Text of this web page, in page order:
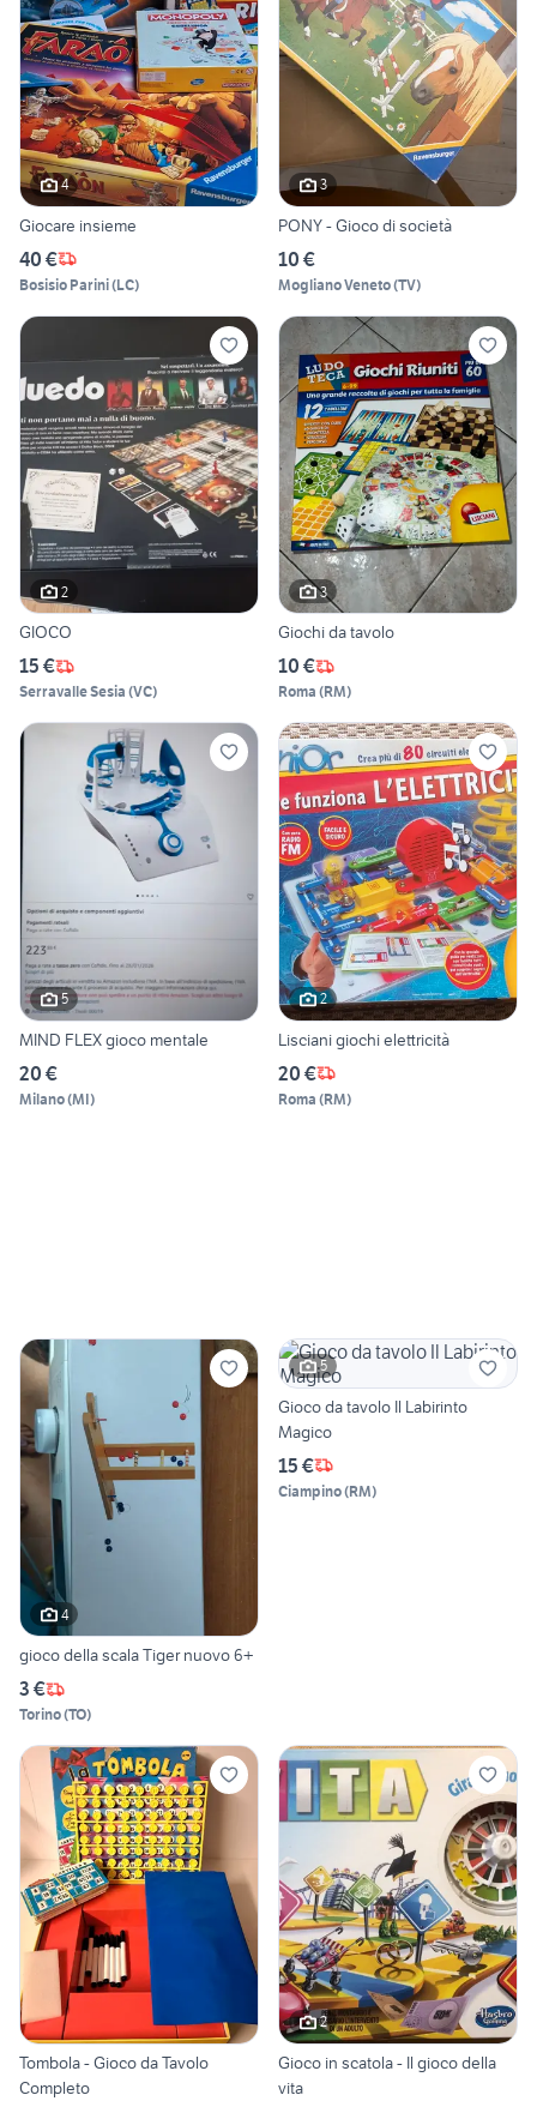
4
Giocare insieme
40 €
Bosisio Parini(LC)
3
PONY - Gioco di società
10 €
Mogliano Veneto(TV)
2
GIOCO
15 €
Serravalle Sesia (VC)
3
Giochi da tavolo
10 €
Roma (RM)
5
MIND FLEX gioco mentale
20 €
Milano(MI)
2
Lisciani giochi elettricità
20 €
Roma (RM)
4
gioco della scala Tiger nuovo 6+
3 €
Torino(TO)
5
Gioco da tavolo Il Labirinto
Magico
15 €
Ciampino(RM)
Tombola - Gioco da Tavolo
Completo
2
Gioco in scatola - Il gioco della
vita